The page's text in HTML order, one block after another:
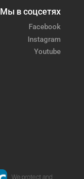
Мы в соцсетях
Facebook
Instagram
Youtube